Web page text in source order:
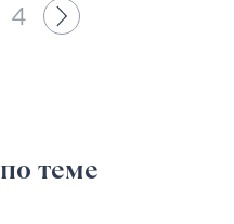
4
по теме